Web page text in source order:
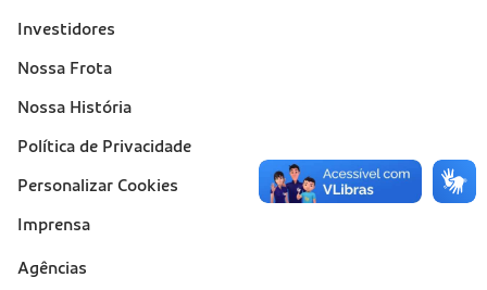
Investidores
Nossa Frota
Nossa História
Política de Privacidade
Personalizar Cookies
Imprensa
Suporte
Agências